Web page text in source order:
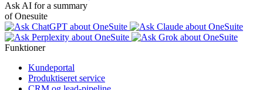
Ask AI for a summary
of Onesuite
Funktioner
Kundeportal
Produktiseret service